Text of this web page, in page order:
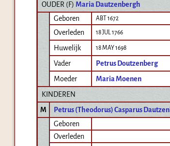
OUDER (F) Maria Dautzenbergh
Geboren
ABT 1672
Overleden 18 JUL 1766
Huwelijk
18 MAY 1698
Vader
Petrus Doutzenberg
Moeder
Maria Moenen
KINDEREN
M
Petrus (Theodorus) Casparus
Geboren
Overleden